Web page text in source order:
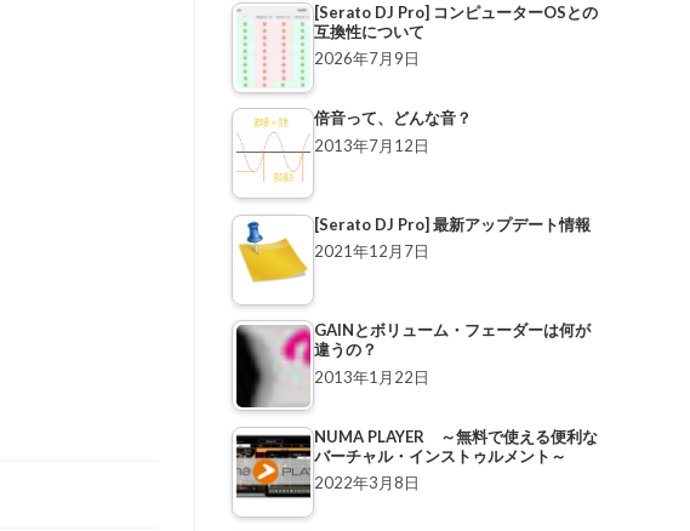
[Serato DJ Pro] コンピューターOSとの
互換性について
2026年7月9日
倍音って、どんな音？
2013年7月12日
[Serato DJ Pro] 最新アップデート情報
2021年12月7日
GAINとボリューム・フェーダーは何が
違うの？
2013年1月22日
NUMA PLAYER ～無料で使える便利な
バーチャル・インストゥルメント～
2022年3月8日